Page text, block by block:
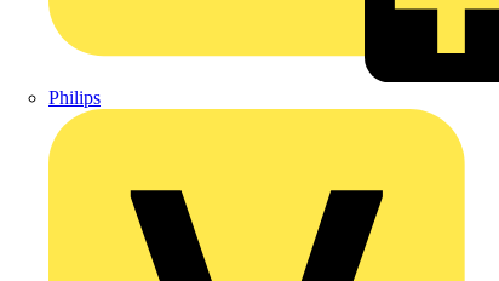
Philips